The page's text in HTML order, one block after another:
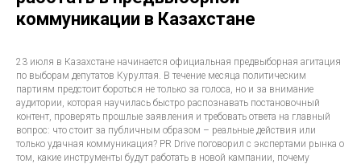
коммуникации в Казахстане
23 июля в Казахстане начинается официальная предвыборная агитация
по выборам депутатов Курултая. В течение месяца политическим
партиям предстоит бороться не только за голоса, но и за внимание
аудитории, которая научилась быстро распознавать постановочный
контент, проверять прошлые заявления и требовать ответа на главный
вопрос: что стоит за публичным образом – реальные действия или
только удачная коммуникация? PR Drive поговорил с экспертами рынка о
том, какие инструменты будут работать в новой кампании, почему